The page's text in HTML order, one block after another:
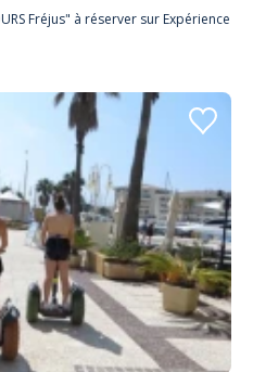
Fréjus" à réserver sur Expérience